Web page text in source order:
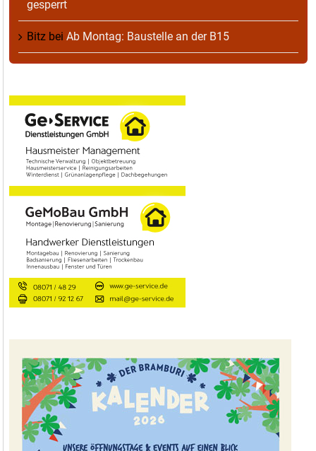
gesperrt
Bitz bei Ab Montag: Baustelle an der B15